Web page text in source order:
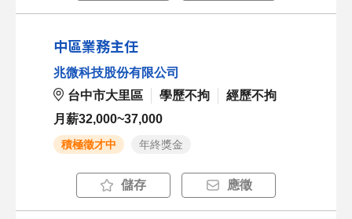
中區業務主任
兆微科技股份有限公司
台中市大里區
學歷不拘
經歷不拘
月薪32,000~37,000
積極徵才中 年終獎金
儲存 應徵